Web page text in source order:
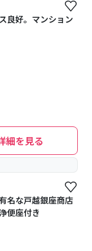
良好。マンション
細を見る
名な戸越銀座商店
便座付き